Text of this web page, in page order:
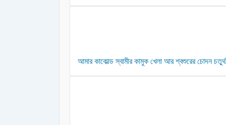
আমার কাকোল্ড স্বামীর কামুক খেলা আর শ্বশুরের চোদন চতুর্থ